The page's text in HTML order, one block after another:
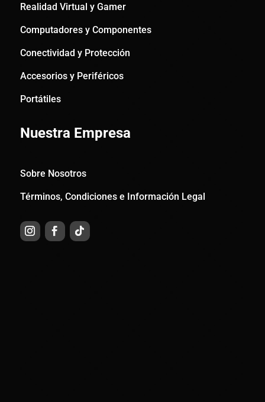
Realidad Virtual y Gamer
Computadores y Componentes
Conectividad y Protección
Accesorios y Periféricos
Portátiles
Nuestra Empresa
Sobre Nosotros
Términos, Condiciones e Información Legal